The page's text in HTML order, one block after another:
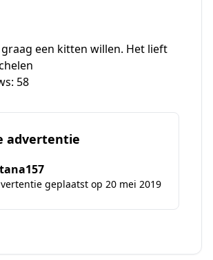
een kitten willen. Het lieft
58
advertentie
geplaatst op 20 mei 2019